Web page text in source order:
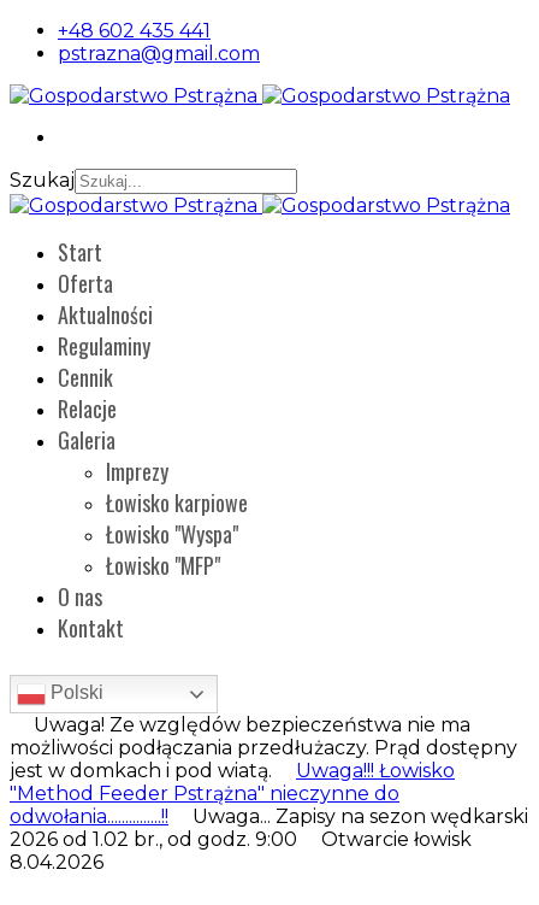
+48 602 435 441
pstrazna@gmail.com
Szukaj
Start
Oferta
Aktualności
Regulaminy
Cennik
Relacje
Galeria
Imprezy
Łowisko karpiowe
Łowisko "Wyspa"
Łowisko "MFP"
O nas
Kontakt
Polski
Uwaga! Ze względów bezpieczeństwa nie ma
możliwości podłączania przedłużaczy. Prąd dostępny
jest w domkach i pod wiatą. Uwaga!!! Łowisko
"Method Feeder Pstrążna" nieczynne do
odwołania...............!! Uwaga... Zapisy na sezon wędkarski
2026 od 1.02 br., od godz. 9:00 Otwarcie łowisk
8.04.2026